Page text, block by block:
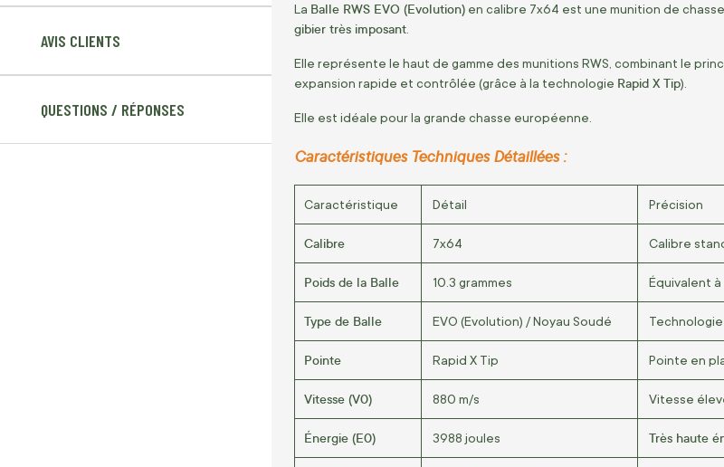
AVIS CLIENTS
QUESTIONS / RÉPONSES
La Balle RWS EVO (Evolution) en calibre 7x64 est une munition de
gibier très imposant
Elle représente le haut de gamme des munitions RWS, combinant le
expansion rapide et contrôlée (grâce à la technologie Rapid X Tip).
Elle est idéale pour la grande chasse européenne.
Caractéristiques Techniques Détaillées :
Caractéristique Détail Précision
Calibre 7x64 Calibre
Poids de la Balle 10.3 grammes Équivalent à
Type de Balle EVO (Evolution) / Noyau Soudé
Pointe Rapid X Tip Pointe en
Vitesse (V0) 880 m/s Vitesse
Énergie (E0) 3988 joules Très haute